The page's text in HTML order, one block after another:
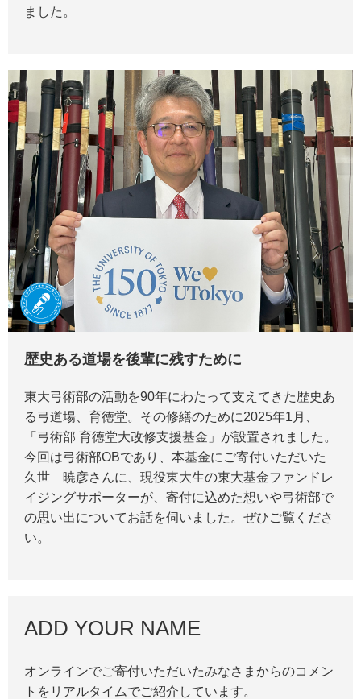
ました。
歴史ある道場を後輩に残すために
東大弓術部の活動を90年にわたって支えてきた歴史あ
る弓道場、育徳堂。その修繕のために2025年1月、
「弓術部 育徳堂大改修支援基金」が設置されました。
今回は弓術部OBであり、本基金にご寄付いただいた
久世 暁彦さんに、現役東大生の東大基金ファンドレ
イジングサポーターが、寄付に込めた想いや弓術部で
の思い出についてお話を伺いました。ぜひご覧くださ
い。
ADD YOUR NAME
オンラインでご寄付いただいたみなさまからのコメン
トをリアルタイムでご紹介しています。